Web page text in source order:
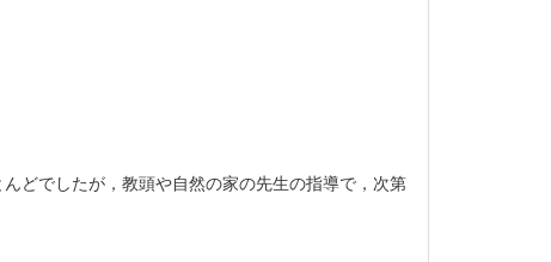
どでしたが，教頭や自然の家の先生の指導で，次第